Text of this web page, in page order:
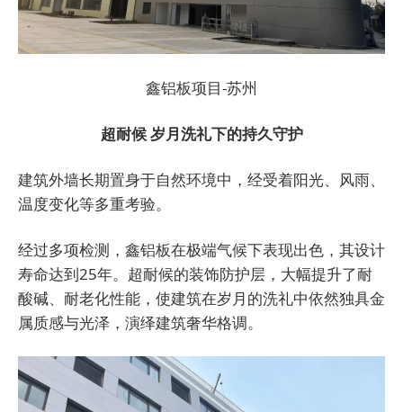
鑫铝板项目-苏州
超耐候岁月洗礼下的持久守护
建筑外墙长期置身于自然环境中，经受着阳光、风雨、
温度变化等多重考验。
经过多项检测，鑫铝板在极端气候下表现出色，其设计
寿命达到25年。超耐候的装饰防护层，大幅提升了耐
酸碱、耐老化性能，使建筑在岁月的洗礼中依然独具金
属质感与光泽，演绎建筑奢华格调。